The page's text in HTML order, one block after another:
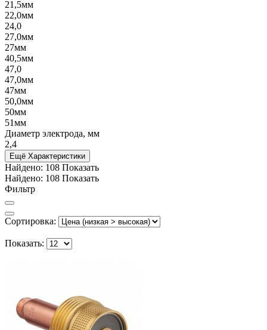
21,5мм
22,0мм
24,0
27,0мм
27мм
40,5мм
47,0
47,0мм
47мм
50,0мм
50мм
51мм
Диаметр электрода, мм
2,4
Ещё Характеристики
Найдено: 108 Показать
Найдено: 108 Показать
Фильтр
Сортировка:
Показать: